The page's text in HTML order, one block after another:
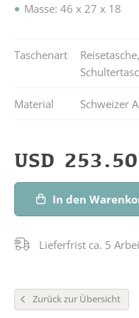
Masse: 46 x 27 x 18
Taschenart Reisetasche,
Material Schweizer
USD 253.50
In den
Lieferfrist ca. 5
Zurück zur Übersicht